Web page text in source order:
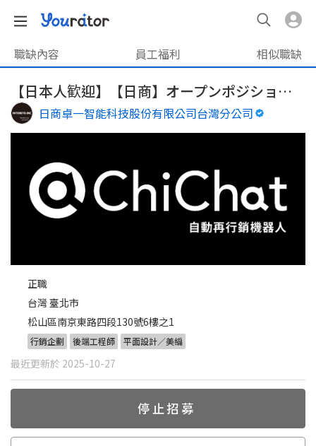
職缺內容 員工福利 相似職缺
【日本人歓迎】【日商】オープンポジション（Open Position）
日商卓一智能科技股份有限公司台灣分公司
正職
台灣 臺北市
松山區南京東路四段130號6樓之1
行銷企劃 後端工程師 平面設計／美編
最近更新於 2025-10-27
停止招募